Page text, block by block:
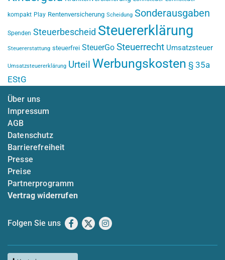
kompakt Play Rentenversicherung Scheidung Sonderausgaben
Spenden Steuerbescheid Steuererklärung
Steuererstattung steuerfrei SteuerGo Steuerrecht Umsatzsteuer
Umsatzsteuererklärung Urteil Werbungskosten § 35a
EStG
Über uns
Impressum
AGB
Datenschutz
Barrierefreiheit
Presse
Preise
Partnerprogramm
Vertrag widerrufen
Folgen Sie uns Facebook
X Instagram